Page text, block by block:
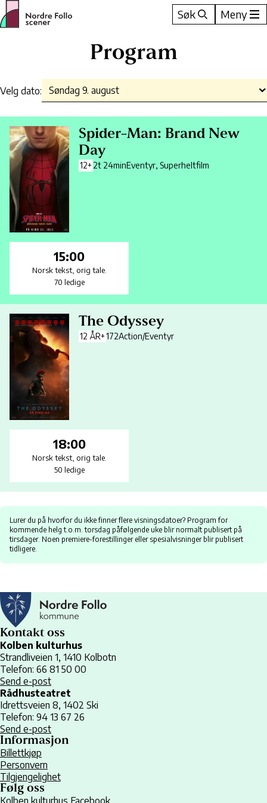
Hopp
til
innhold
Søk Meny
Program
Velg dato:
Spider-Man: Brand New
Day
12+2t 24minEventyr, Superheltfilm
15:00
Norsk tekst, orig tale.
70 ledige
The Odyssey
12 ÅR+172Action/Eventyr
18:00
Norsk tekst, orig tale.
50 ledige
Lurer du på hvorfor du ikke finner flere visningsdatoer? Program for
kommende helg t.o.m. torsdag påfølgende uke blir normalt publisert på
tirsdager. Noen premiere-forestillinger eller spesialvisninger blir publisert
tidligere.
Kontakt oss
Kolben kulturhus
Strandliveien 1, 1410 Kolbotn
Telefon: 66 81 50 00
Send e-post
Rådhusteatret
Idrettsveien 8, 1402 Ski
Telefon: 94 13 67 26
Send e-post
Informasjon
Billettkjøp
Personvern
Tilgjengelighet
Følg oss
Kolben kulturhus Facebook